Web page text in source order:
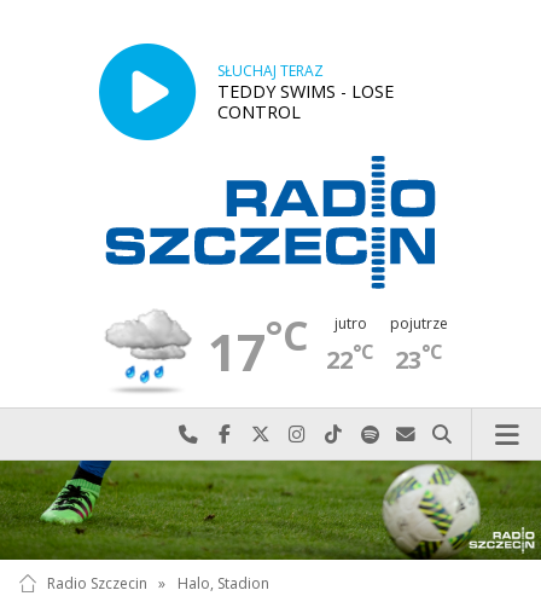
SŁUCHAJ TERAZ
TEDDY SWIMS - LOSE
CONTROL
17°C jutro
22°C
pojutrze
23°C
Najlepiej po prostu do nas zadzwoń
Odwiedź nas na Facebook-u
Odwiedź nas na X
Odwiedź nas na Instagram-ie
Odwiedź nas na TikTok-u
Szukaj nas na Spotify
Wyślij do nas
Szukaj
Radio Szczecin » Halo, Stadion